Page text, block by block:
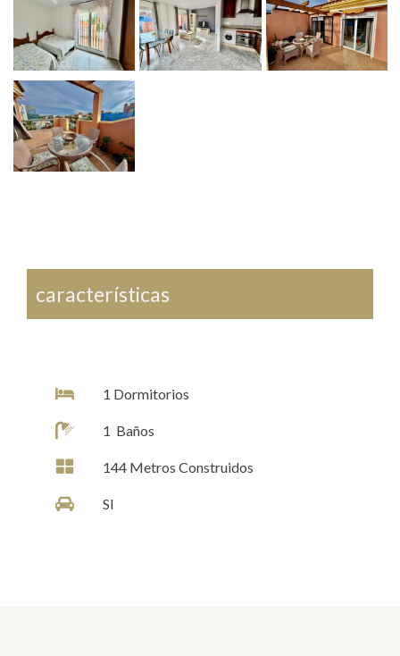
características
1 Dormitorios
1 Baños
144 Metros Construidos
SI